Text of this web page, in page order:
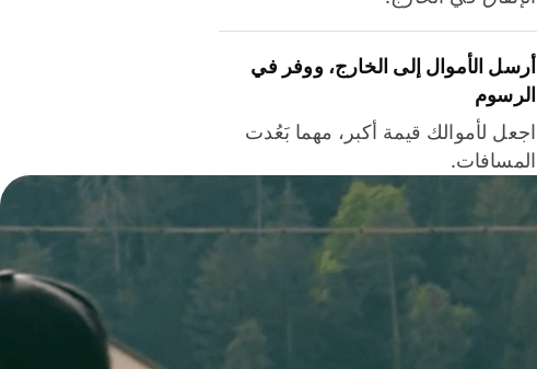
أرسل الأموال إلى الخارج، ووفر في
الرسوم
اجعل لأموالك قيمة أكبر، مهما بَعُدت
المسافات.